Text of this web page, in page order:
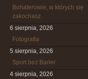
Bohaterowie, w których się
zakochasz
6 sierpnia, 2026
Fotografia
5 sierpnia, 2026
Sport bez Barier
4 sierpnia, 2026